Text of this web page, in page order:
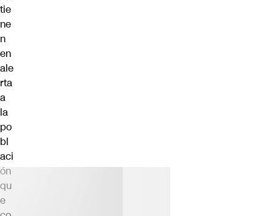
tie
ne
n
en
ale
rta
a
la
po
bl
aci
ón
qu
e